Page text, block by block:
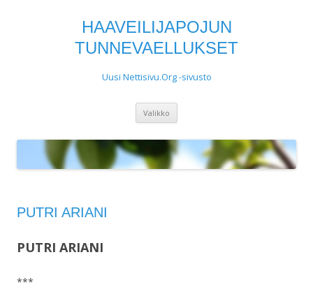
HAAVEILIJAPOJUN
TUNNEVAELLUKSET
Uusi Nettisivu.Org -sivusto
Valikko
PUTRI ARIANI
PUTRI ARIANI
***